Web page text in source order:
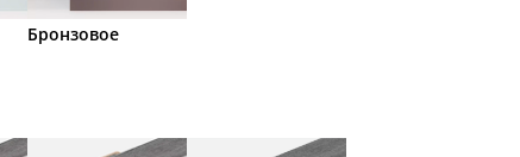
Бронзовое